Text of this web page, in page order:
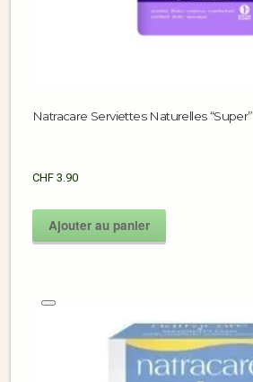
Natracare Serviettes Naturelles “Super”
CHF 3.90
Ajouter au panier